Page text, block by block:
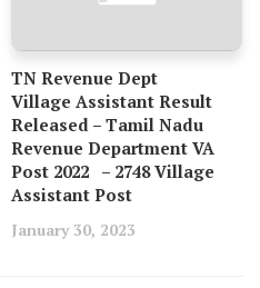
TN Revenue Dept
Village Assistant Result
Released – Tamil Nadu
Revenue Department VA
Post 2022 – 2748 Village
Assistant Post
January 30, 2023